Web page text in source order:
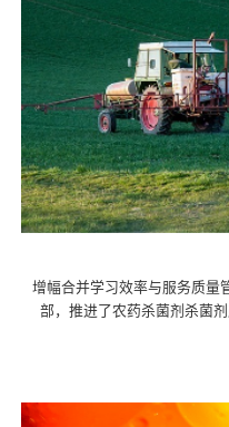
增幅合并学习效率与服务质量
部，推进了农药杀菌剂杀菌